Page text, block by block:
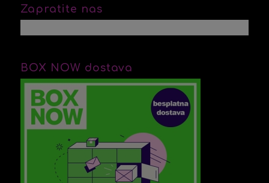
Zapratite nas
BOX NOW dostava